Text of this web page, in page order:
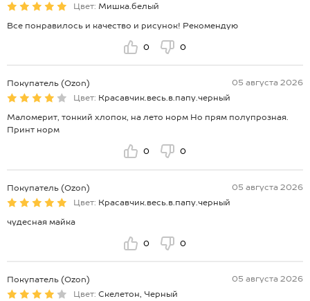
Цвет: Мишка.белый
Все понравилось и качество и рисунок! Рекомендую
0 0
Покупатель (Ozon)
05 августа 2026
Цвет: Красавчик.весь.в.папу.черный
Маломерит, тонкий хлопок, на лето норм Но прям полупрозная.
Принт норм
0 0
Покупатель (Ozon)
05 августа 2026
Цвет: Красавчик.весь.в.папу.черный
чудесная майка
0 0
Покупатель (Ozon)
05 августа 2026
Цвет: Скелетон, Черный